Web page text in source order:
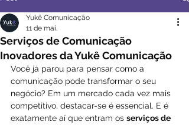
Serviços de Comunicação
Inovadores da Yukê Comunicação
Yukê Comunicação
11 de mai.
Você já parou para pensar como a
comunicação pode transformar o seu
negócio? Em um mercado cada vez mais
competitivo, destacar-se é essencial. E é
exatamente aí que entram os serviços de